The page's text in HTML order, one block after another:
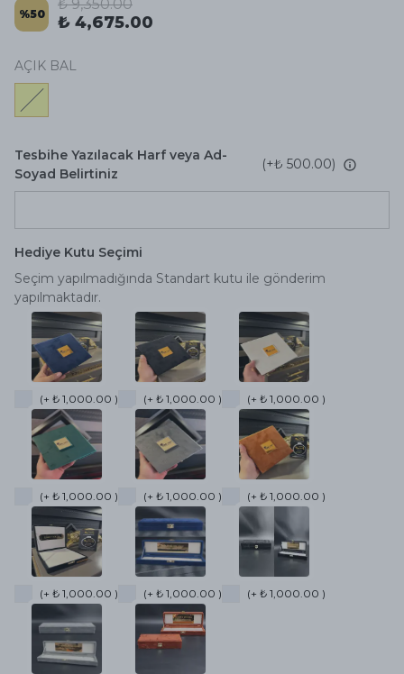
%50
₺ 9,350.00
₺ 4,675.00
AÇIK BAL
Tesbihe Yazılacak Harf veya Ad-
Soyad Belirtiniz
(+₺ 500.00)
Hediye Kutu Seçimi
Seçim yapılmadığında Standart kutu ile gönderim
yapılmaktadır.
(+ ₺ 1,000.00 ) (+ ₺ 1,000.00 ) (+ ₺ 1,000.00 )
(+ ₺ 1,000.00 ) (+ ₺ 1,000.00 ) (+ ₺ 1,000.00 )
(+ ₺ 1,000.00 ) (+ ₺ 1,000.00 ) (+ ₺ 1,000.00 )